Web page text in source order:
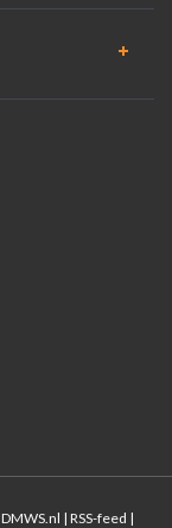
DMWS.nl | RSS-feed |